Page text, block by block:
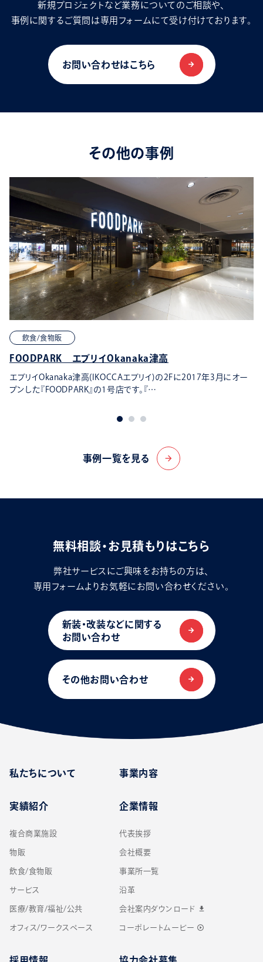
新規プロジェクトなど業務についてのご相談や、
事例に関するご質問は専用フォームにて受け付けております。
お問い合わせはこちら
その他の事例
飲食/食物販
FOODPARK エブリイOkanaka津高
エブリイOkanaka津高(IKOCCAエブリイ)の2Fに2017年3月にオー
プンした『FOODPARK』の1号店です。『…
事例一覧を見る arrow_forward
無料相談・お見積もりはこちら
弊社サービスにご興味をお持ちの方は、
専用フォームよりお気軽にお問い合わせください。
新装・改装などに関する
お問い合わせ
その他お問い合わせ
私たちについて
実績紹介
複合商業施設
物販
飲食/食物販
サービス
医療/教育/福祉/公共
オフィス/ワークスペース
事業内容
企業情報
代表挨拶
会社概要
事業所一覧
沿革
会社案内ダウンロード download
コーポレートムービー play_circle_outline